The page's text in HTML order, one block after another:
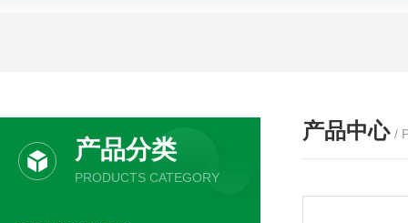
产品中心 /
产品分类
PRODUCTS CATEGORY